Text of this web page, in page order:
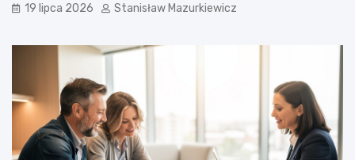
19 lipca 2026 Stanisław Mazurkiewicz